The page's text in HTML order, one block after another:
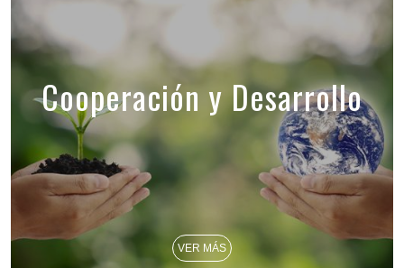
Cooperación y Desarrollo
VER MÁS